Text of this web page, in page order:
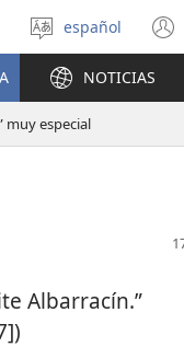
Seleccionar
idioma
español
NOTICIAS
muy especial
Albarracín.”